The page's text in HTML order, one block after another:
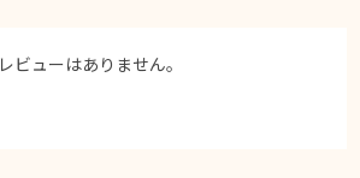
レビューはありません。